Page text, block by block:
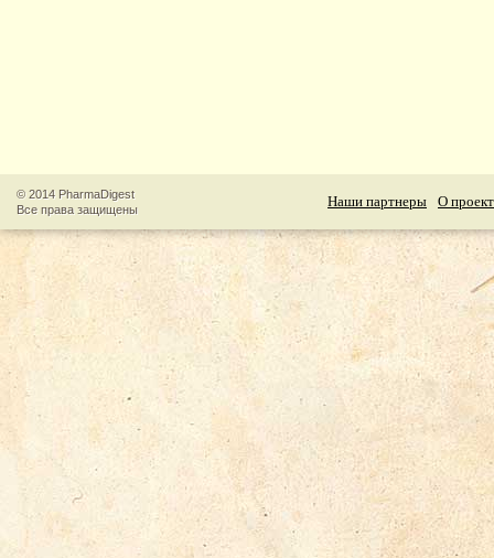
© 2014 PharmaDigest
Все права защищены
Наши партнеры О